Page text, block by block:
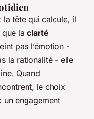
la tête qui calcule, il
que la clarté
pas l’émotion -
la rationalité - elle
Quand
le choix
un engagement